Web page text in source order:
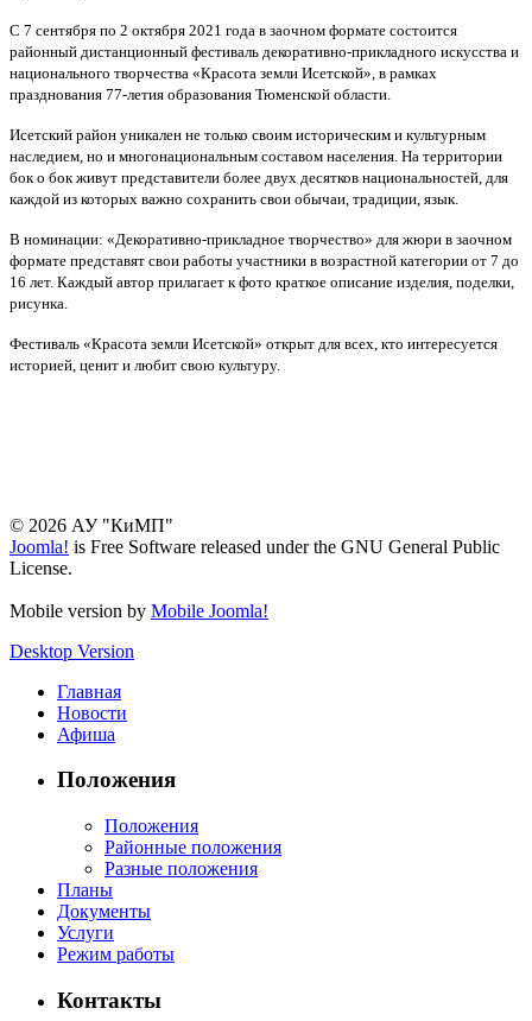
С 7 сентября по 2 октября 2021 года в заочном формате состоится
районный дистанционный фестиваль декоративно-прикладного искусства и
национального творчества «Красота земли Исетской», в рамках
празднования 77-летия образования Тюменской области.
Исетский район уникален не только своим историческим и культурным
наследием, но и многонациональным составом населения. На территории
бок о бок живут представители более двух десятков национальностей, для
каждой из которых важно сохранить свои обычаи, традиции, язык.
В номинации: «Декоративно-прикладное творчество» для жюри в заочном
формате представят свои работы участники в возрастной категории от 7 до
16 лет. Каждый автор прилагает к фото краткое описание изделия, поделки,
рисунка.
Фестиваль «Красота земли Исетской» открыт для всех, кто интересуется
историей, ценит и любит свою культуру.
© 2026 АУ "КиМП"
Joomla! is Free Software released under the GNU General Public
License.
Mobile version by Mobile Joomla!
Desktop Version
Главная
Новости
Афиша
Положения
Положения
Районные положения
Разные положения
Планы
Документы
Услуги
Режим работы
Контакты